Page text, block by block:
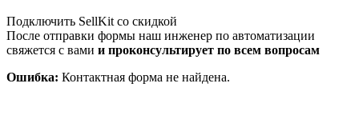
Подключить SellKit со скидкой
После отправки формы наш инженер по автоматизации
свяжется с вами и проконсультирует по всем вопросам
Ошибка: Контактная форма не найдена.